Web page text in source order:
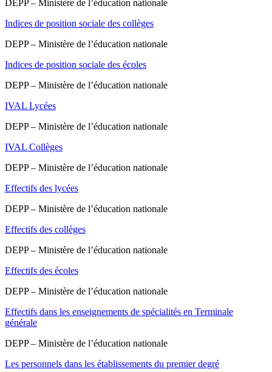
DEPP – Ministère de l’éducation nationale
Indices de position sociale des collèges
DEPP – Ministère de l’éducation nationale
Indices de position sociale des écoles
DEPP – Ministère de l’éducation nationale
IVAL Lycées
DEPP – Ministère de l’éducation nationale
IVAL Collèges
DEPP – Ministère de l’éducation nationale
Effectifs des lycées
DEPP – Ministère de l’éducation nationale
Effectifs des collèges
DEPP – Ministère de l’éducation nationale
Effectifs des écoles
DEPP – Ministère de l’éducation nationale
Effectifs dans les enseignements de spécialités en Terminale
générale
DEPP – Ministère de l’éducation nationale
Les personnels dans les établissements du premier degré